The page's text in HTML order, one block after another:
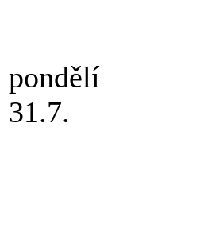
pondělí
31.7.